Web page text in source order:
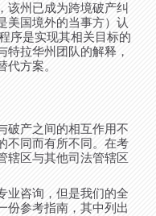
该州已成为跨境破产纠
美国境外的当事方）认
序是实现其相关目标的
特拉华州团队的解释，
方案。
破产之间的相互作用不
不同而有所不同。在考
辖区与其他司法管辖区
业咨询，但是我们的全
份参考指南，其中列出